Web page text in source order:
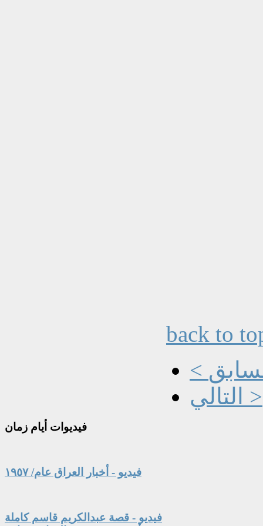
back to
التالي >
فيديوات أيام زمان
فيديو - أخبار العراق عام/ ١٩٥٧
فيديو - قصة عبدالكريم قاسم كاملة